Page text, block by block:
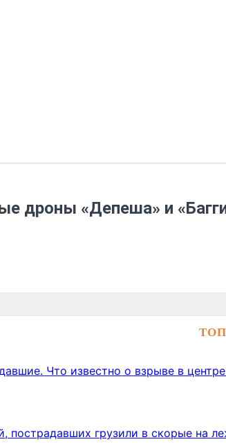
дроны «Депеша» и
ТОП
Что известно о взрыве в
пострадавших грузили в скорые на